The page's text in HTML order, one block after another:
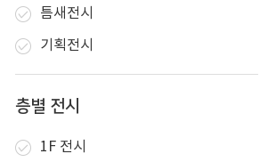
틈새전시
기획전시
층별 전시
1F 전시